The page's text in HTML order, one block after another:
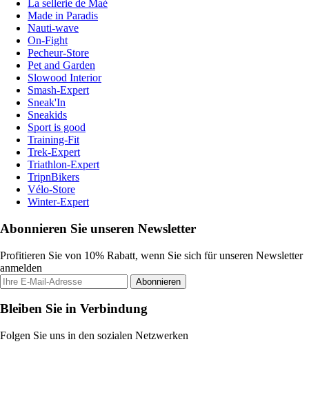
La sellerie de Maé
Made in Paradis
Nauti-wave
On-Fight
Pecheur-Store
Pet and Garden
Slowood Interior
Smash-Expert
Sneak'In
Sneakids
Sport is good
Training-Fit
Trek-Expert
Triathlon-Expert
TripnBikers
Vélo-Store
Winter-Expert
Abonnieren Sie unseren Newsletter
Profitieren Sie von 10% Rabatt, wenn Sie sich für unseren Newsletter
anmelden
Abonnieren
Bleiben Sie in Verbindung
Folgen Sie uns in den sozialen Netzwerken